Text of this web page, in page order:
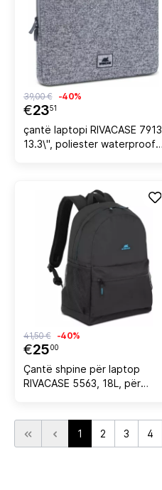
€2351
39,00 € -40%
çantë laptopi RIVACASE 7913
13.3\", poliester waterproof,
€2500
41,50 € -40%
Çantë shpine për laptop
RIVACASE 5563, 18L, për
1
2 3 4